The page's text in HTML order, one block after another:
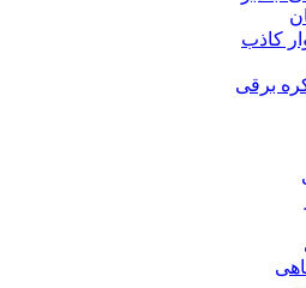
کاذب
برقی